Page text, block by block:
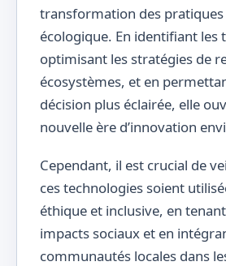
transformation des pratiques
écologique. En identifiant les
optimisant les stratégies de
écosystèmes, et en
décision plus éclairée, elle
nouvelle ère d’innovation
Cependant, il est crucial de
ces technologies soient
éthique et inclusive, en
impacts sociaux et en
communautés locales dans